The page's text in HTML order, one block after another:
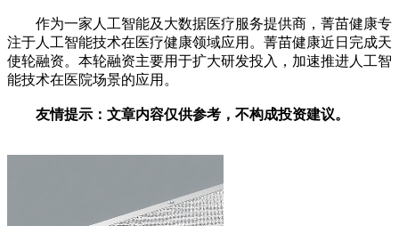
作为一家人工智能及大数据医疗服务提供商，菁苗健康专
注于人工智能技术在医疗健康领域应用。菁苗健康近日完成天
使轮融资。本轮融资主要用于扩大研发投入，加速推进人工智
能技术在医院场景的应用。
友情提示：文章内容仅供参考，不构成投资建议。